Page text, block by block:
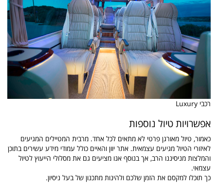
רכבי Luxury
אפשרויות טיול נוספות
כאמור, טיול מאורגן פרטי לא מתאים לכל אחד. מרבית המטיילים המגיעים
לאיזורי הטיול מגיעים עצמאית. אתר יוון והאיים כולל עמודי מידע עשירים בתוכן
והמלצות מניסיננו הרב, אך בנוסף אנו מציעים גם את מסלולי הייעוץ לטיול
עצמאי.
כך תוכלו למקסם את הזמן שלכם ולהינות מתכנון של בעל ניסיון.